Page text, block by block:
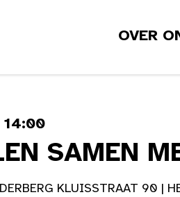
OVER
14:00
SAMEN
KLUISSTRAAT 90 |